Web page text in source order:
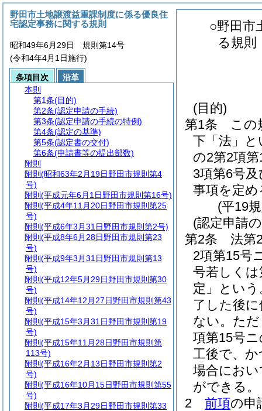
○野田市
る規則
(目的)
第1条
この
下「法」と
の2第2項
3項第6号
事項を定
(平19
(認定申請
第2条
法第
2項第15号
号若しく
定」という
了した後
ない。 た
項第15号
工後で、
場合にお
ができる。
2
前項の申
野田市土地譲渡益重課制度に係る優良住
宅認定事務に関する規則
昭和49年6月29日 規則第14号
(令和4年4月1日施行)
条項目次
沿革
本則
第1条(目的)
第2条(認定申請の手続)
第3条(認定申請の手続の特例)
第4条(認定の基準)
第5条(認定書の交付)
第6条(申請書等の提出部数)
附則
附則 (昭和63年2月19日野田市規則第4
号)
附則 (平成元年6月1日野田市規則第16号)
附則 (平成4年11月20日野田市規則第25
号)
附則 (平成6年3月31日野田市規則第2号)
附則 (平成8年6月28日野田市規則第23
号)
附則 (平成9年3月31日野田市規則第13
号)
附則 (平成12年5月29日野田市規則第30
号)
附則 (平成14年12月27日野田市規則第43
号)
附則 (平成15年3月31日野田市規則第19
号)
附則 (平成15年11月28日野田市規則第
113号)
附則 (平成16年2月13日野田市規則第2
号)
附則 (平成16年10月15日野田市規則第55
号)
附則 (平成17年3月29日野田市規則第33